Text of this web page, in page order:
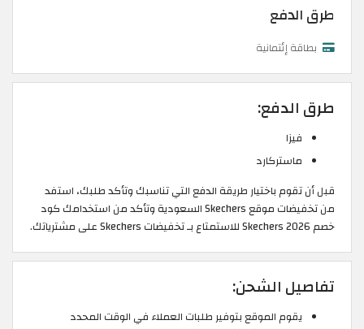
طرق الدفع
بطاقة إئتمانية
طرق الدفع:
فيزا
ماستركارد
قبل أن تقوم باختيار طريقة الدفع التي تناسبك وتأكد طلبك، استفد
من تخفيضات موقع Skechers السعودية وتأكد من استخدامك كود
خصم Skechers 2026 للاستمتاع بـ تخفيضات Skechers على مشترياتك.
تفاصيل الشحن:
يقوم الموقع بتوفير طلبات العملاء في الوقت المحدد